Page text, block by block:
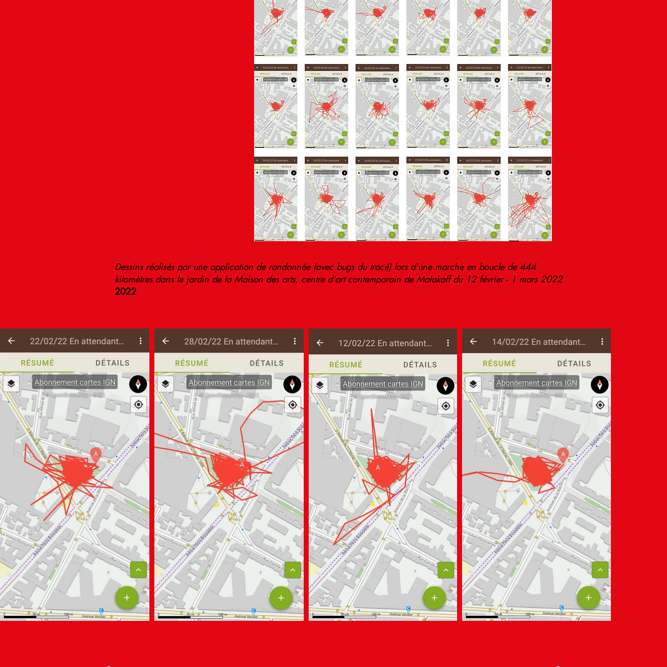
Dessins réalisés par une application de randonnée (avec bugs du tracé) lors d'une marche en boucle de 444
kilomètres dans le jardin de la Maison des arts, centre d'art contemporain de Malakoff du 12 février - 1 mars 2022
2022